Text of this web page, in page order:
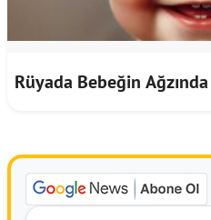
Rüyada Bebeğin